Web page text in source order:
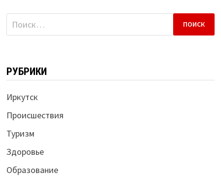
Найти:
РУБРИКИ
Иркутск
Происшествия
Туризм
Здоровье
Образование